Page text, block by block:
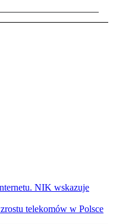
NIK wskazuje
telekomów w Polsce